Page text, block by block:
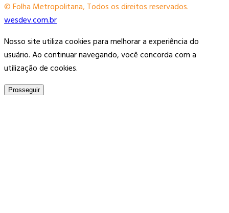
© Folha Metropolitana, Todos os direitos reservados.
wesdev.com.br
Nosso site utiliza cookies para melhorar a experiência do
usuário. Ao continuar navegando, você concorda com a
utilização de cookies.
Prosseguir